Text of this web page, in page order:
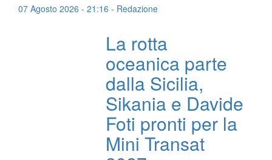
07 Agosto 2026 - 21:16 - Redazione
La rotta
oceanica parte
dalla Sicilia,
Sikania e Davide
Foti pronti per la
Mini Transat